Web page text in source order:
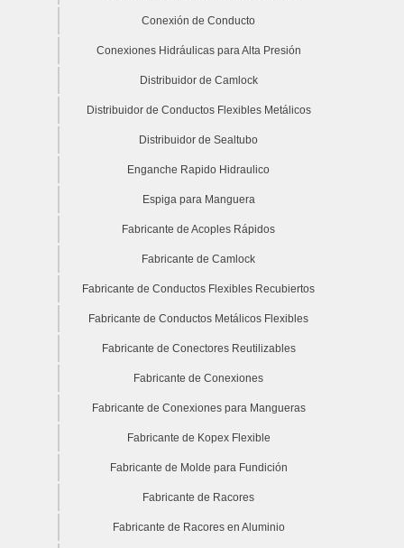
Conexión de Conducto
Conexiones Hidráulicas para Alta Presión
Distribuidor de Camlock
Distribuidor de Conductos Flexibles Metálicos
Distribuidor de Sealtubo
Enganche Rapido Hidraulico
Espiga para Manguera
Fabricante de Acoples Rápidos
Fabricante de Camlock
Fabricante de Conductos Flexibles Recubiertos
Fabricante de Conductos Metálicos Flexibles
Fabricante de Conectores Reutilizables
Fabricante de Conexiones
Fabricante de Conexiones para Mangueras
Fabricante de Kopex Flexible
Fabricante de Molde para Fundición
Fabricante de Racores
Fabricante de Racores en Aluminio